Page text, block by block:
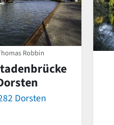
Robbin
Dorsten